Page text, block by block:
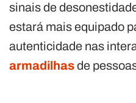
sinais de
estará mais equipado
autenticidade nas
armadilhasde